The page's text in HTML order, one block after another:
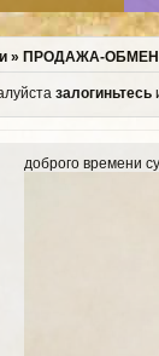
» ПРОДАЖА-
залогиньтесь
доброго времени